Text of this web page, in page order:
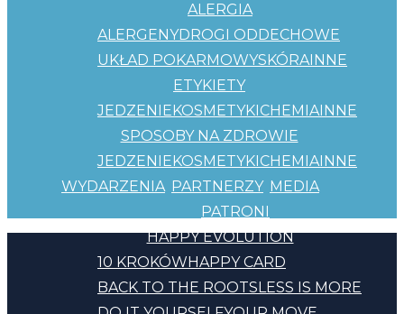
ALERGIA
ALERGENYDROGI ODDECHOWE
UKŁAD POKARMOWYSKÓRAINNE
ETYKIETY
JEDZENIEKOSMETYKICHEMIAINNE
SPOSOBY NA ZDROWIE
JEDZENIEKOSMETYKICHEMIAINNE
WYDARZENIA PARTNERZY
PATRONI
MEDIA
HAPPY EVOLUTION
10 KROKÓWHAPPY CARD
BACK TO THE ROOTSLESS IS MORE